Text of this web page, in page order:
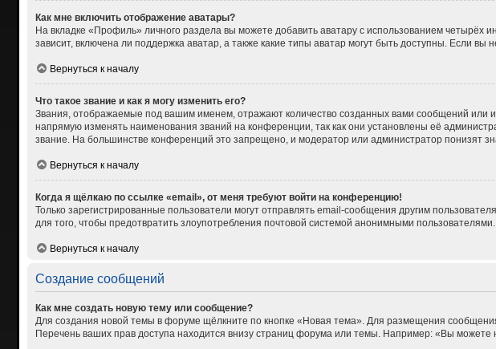
Как мне включить отображение аватары?
На вкладке «Профиль» личного раздела вы можете добавить аватару с использованием
зависит, включена ли поддержка аватар, а также какие типы аватар могут быть доступны. Если
Вернуться к началу
Что такое звание и как я могу изменить его?
Звания, отображаемые под вашим именем, отражают количество созданных вами сообщений
напрямую изменять наименования званий на конференции, так как они установлены её
звание. На большинстве конференций это запрещено, и модератор или администратор понизят
Вернуться к началу
Когда я щёлкаю по ссылке «email», от меня требуют войти на конференцию!
Только зарегистрированные пользователи могут отправлять email-сообщения другим
для того, чтобы предотвратить злоупотребления почтовой системой анонимными пользователями.
Вернуться к началу
Создание сообщений
Как мне создать новую тему или сообщение?
Для создания новой темы в форуме щёлкните по кнопке «Новая тема». Для размещения
Перечень ваших прав доступа находится внизу страниц форума или темы. Например: «Вы можете